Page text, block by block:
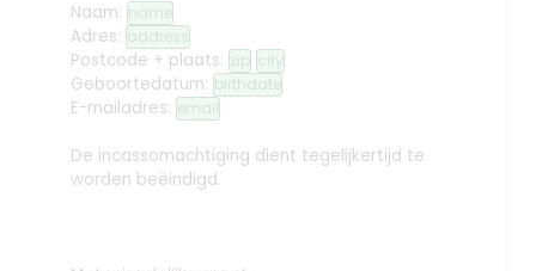
Naam: name
Adres: address
Postcode + plaats: zip city
Geboortedatum: birthdate
E-mailadres: email
De incassomachtiging dient tegelijkertijd te
worden beëindigd.